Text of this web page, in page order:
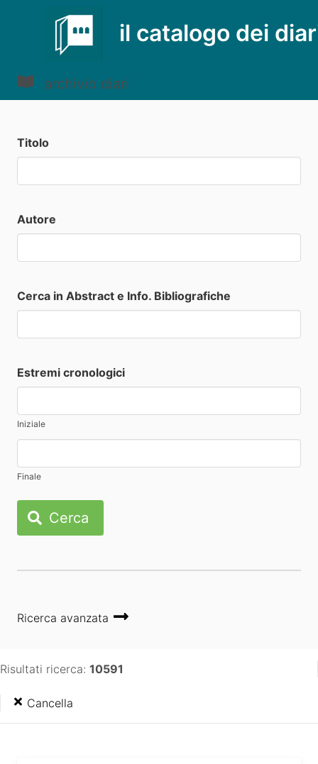
il catalogo dei
archivio diari
Titolo
Autore
Cerca in Abstract e Info. Bibliografiche
Estremi cronologici
Iniziale
Finale
Cerca
Ricerca avanzata
Risultati ricerca: 10591
Cancella